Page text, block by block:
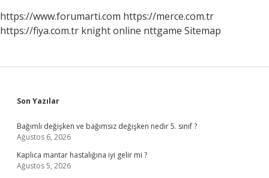
https://www.forumarti.com https://merce.com.tr
https://fiya.com.tr knight online nttgame Sitemap
Sidebar
Son Yazılar
Bağımlı değişken ve bağımsız değişken nedir 5. sınıf ?
Ağustos 6, 2026
Kaplıca mantar hastalığına iyi gelir mi ?
Ağustos 5, 2026